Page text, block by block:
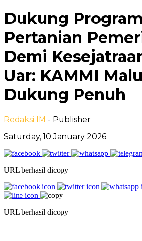
Dukung Program
Pertanian
Demi
Uar: KAMMI
Dukung Penuh
Redaksi IM - Publisher
Saturday, 10 January 2026
URL berhasil dicopy
URL berhasil dicopy